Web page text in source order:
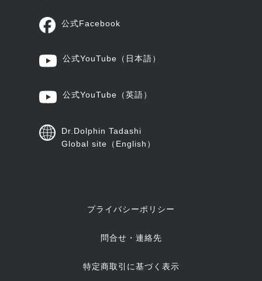
公式Facebook
公式YouTube （日本語）
公式YouTube （英語）
Dr.Dolphin Tadashi
Global site（English）
プライバシーポリシー
問合せ・連絡先
特定商取引に基づく表示